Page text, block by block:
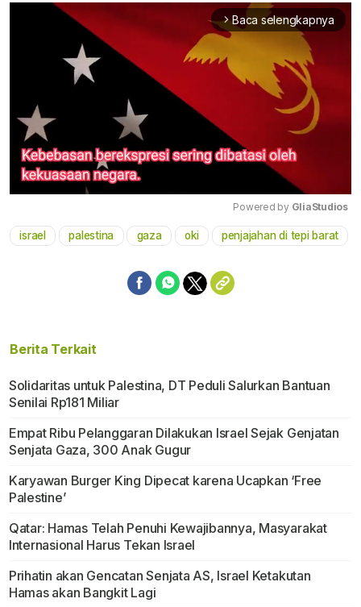
arrow_forward_ios Baca selengkapnya
Mute
Powered by GliaStudios
israel palestina gaza oki penjajahan di tepi barat
Berita Terkait
Solidaritas untuk Palestina, DT Peduli Salurkan Bantuan
Senilai Rp181 Miliar
Empat Ribu Pelanggaran Dilakukan Israel Sejak Genjatan
Senjata Gaza, 300 Anak Gugur
Karyawan Burger King Dipecat karena Ucapkan ‘Free
Palestine’
Qatar: Hamas Telah Penuhi Kewajibannya, Masyarakat
Internasional Harus Tekan Israel
Prihatin akan Gencatan Senjata AS, Israel Ketakutan
Hamas akan Bangkit Lagi